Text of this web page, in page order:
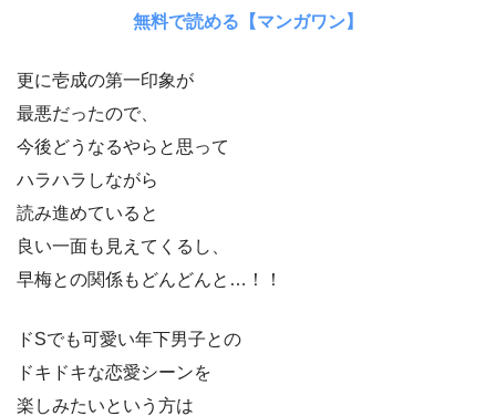
無料で読める【マンガワン】
更に壱成の第一印象が
最悪だったので、
今後どうなるやらと思って
ハラハラしながら
読み進めていると
良い一面も見えてくるし、
早梅との関係もどんどんと…！！
ドSでも可愛い年下男子との
ドキドキな恋愛シーンを
楽しみたいという方は